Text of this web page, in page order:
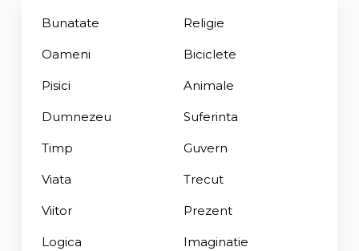
Bunatate Religie
Oameni Biciclete
Pisici Animale
Dumnezeu Suferinta
Timp Guvern
Viata Trecut
Viitor Prezent
Logica Imaginatie